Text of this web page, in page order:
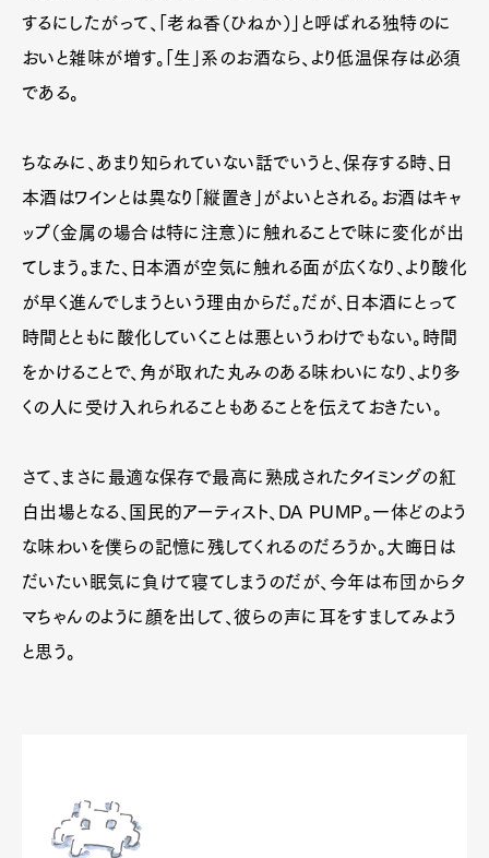
Art&DesignWatchFashion
Gourmet
Cars
ProductCultureLifestyle
するにしたがって、「老ね香（ひねか）」と呼ばれる独特のに
おいと雑味が増す。「生」系のお酒なら、より低温保存は必須
である。
ちなみに、あまり知られていない話でいうと、保存する時、日
本酒はワインとは異なり「縦置き」がよいとされる。お酒はキャ
ップ（金属の場合は特に注意）に触れることで味に変化が出
てしまう。また、日本酒が空気に触れる面が広くなり、より酸化
が早く進んでしまうという理由からだ。だが、日本酒にとって
時間とともに酸化していくことは悪というわけでもない。時間
をかけることで、角が取れた丸みのある味わいになり、より多
くの人に受け入れられることもあることを伝えておきたい。
さて、まさに最適な保存で最高に熟成されたタイミングの紅
白出場となる、国民的アーティスト、DA PUMP。一体どのよう
な味わいを僕らの記憶に残してくれるのだろうか。大晦日は
だいたい眠気に負けて寝てしまうのだが、今年は布団からタ
マちゃんのように顔を出して、彼らの声に耳をすましてみよう
と思う。